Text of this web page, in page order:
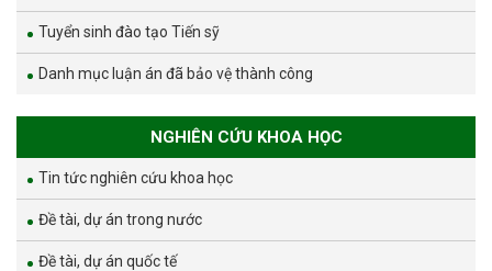
Tuyển sinh đào tạo Tiến sỹ
Danh mục luận án đã bảo vệ thành công
NGHIÊN CỨU KHOA HỌC
Tin tức nghiên cứu khoa học
Đề tài, dự án trong nước
Đề tài, dự án quốc tế